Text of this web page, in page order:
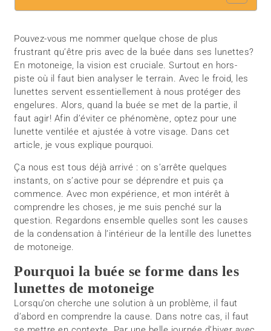
Pouvez-vous me nommer quelque chose de plus
frustrant qu’être pris avec de la buée dans ses lunettes?
En motoneige, la vision est cruciale. Surtout en hors-
piste où il faut bien analyser le terrain. Avec le froid, les
lunettes servent essentiellement à nous protéger des
engelures. Alors, quand la buée se met de la partie, il
faut agir! Afin d’éviter ce phénomène, optez pour une
lunette ventilée et ajustée à votre visage. Dans cet
article, je vous explique pourquoi.
Ça nous est tous déjà arrivé : on s’arrête quelques
instants, on s’active pour se déprendre et puis ça
commence. Avec mon expérience, et mon intérêt à
comprendre les choses, je me suis penché sur la
question. Regardons ensemble quelles sont les causes
de la condensation à l’intérieur de la lentille des lunettes
de motoneige.
Pourquoi la buée se forme dans les
lunettes de motoneige
Lorsqu’on cherche une solution à un problème, il faut
d’abord en comprendre la cause. Dans notre cas, il faut